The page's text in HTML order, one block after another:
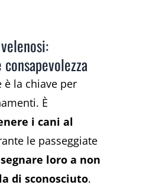
è la chiave per
È
i cani al
le passeggiate
loro a non
di sconosciuto.